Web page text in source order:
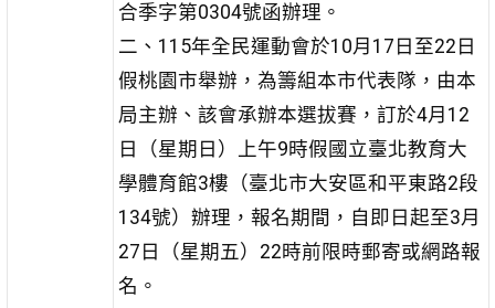
合季字第0304號函辦理。
二、115年全民運動會於10月17日至22日
假桃園市舉辦，為籌組本市代表隊，由本
局主辦、該會承辦本選拔賽，訂於4月12
日（星期日）上午9時假國立臺北教育大
學體育館3樓（臺北市大安區和平東路2段
134號）辦理，報名期間，自即日起至3月
27日（星期五）22時前限時郵寄或網路報
名。